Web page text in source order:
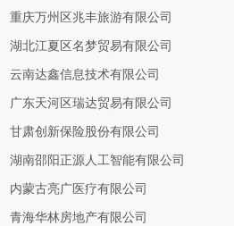
重庆万州区兆丰旅游有限公司
湖北江夏区名梦贸易有限公司
云南达鑫信息技术有限公司
广东天河区瑞达贸易有限公司
甘肃创新保险股份有限公司
湖南邵阳正源人工智能有限公司
内蒙古亮广医疗有限公司
青海华林房地产有限公司